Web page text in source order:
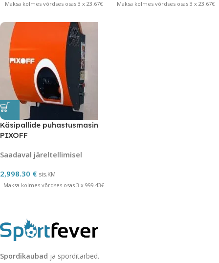
Maksa kolmes võrdses osas 3 x 23.67€ Maksa kolmes võrdses osas 3 x 23.67€
Käsipallide puhastusmasin
PIXOFF
Saadaval järeltellimisel
2,998.30 € sis.KM
Maksa kolmes võrdses osas 3 x 999.43€
Spordikaubad ja sporditarbed.